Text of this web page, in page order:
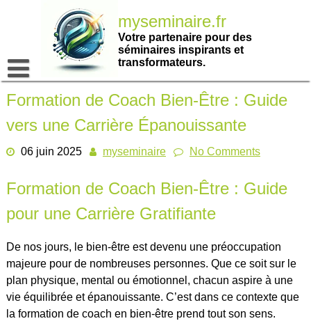
myseminaire.fr
Votre partenaire pour des
séminaires inspirants et
transformateurs.
Formation de Coach Bien-Être : Guide
vers une Carrière Épanouissante
06 juin 2025 myseminaire No Comments
Formation de Coach Bien-Être : Guide
pour une Carrière Gratifiante
De nos jours, le bien-être est devenu une préoccupation
majeure pour de nombreuses personnes. Que ce soit sur le
plan physique, mental ou émotionnel, chacun aspire à une
vie équilibrée et épanouissante. C’est dans ce contexte que
la formation de coach en bien-être prend tout son sens.